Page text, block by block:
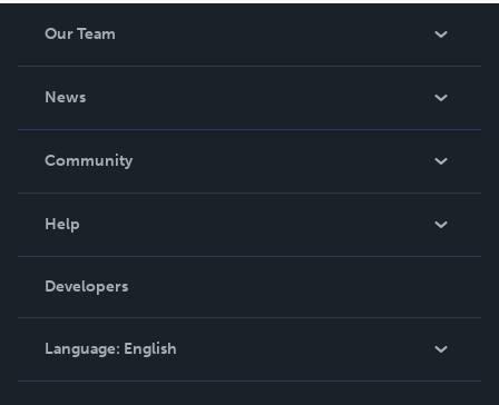
Our Team
News
In The News
Community
Podcast
Help
Order Lookup
Knowledge Base
Contact Support
Developers
Language: English